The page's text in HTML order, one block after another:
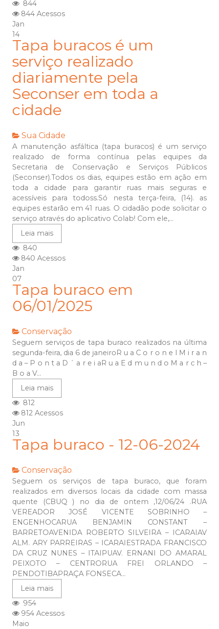
844
844 Acessos
Jan
14
Tapa buracos é um
serviço realizado
diariamente pela
Seconser em toda a
cidade
Sua Cidade
A manutenção asfáltica (tapa buracos) é um serviço
realizado de forma contínua pelas equipes da
Secretaria de Conservação e Serviços Públicos
(Seconser).Todos os dias, equipes estão em ação em
toda a cidade para garantir ruas mais seguras e
acessíveis para todoss.Só nesta terça-feira, (14). as
equipes estarão em 41 ruas. O cidadão pode solicitar o
serviço através do aplicativo Colab! Com ele,...
Leia mais
840
840 Acessos
Jan
07
Tapa buraco em
06/01/2025
Conservação
Seguem serviços de tapa buraco realizados na última
segunda-feira, dia 6 de janeiroR u a C o r o n e l M i r a n
d a – P o n t a D ´ a r e i aR u a E d m u n d o M a r c h –
B o a V...
Leia mais
812
812 Acessos
Jun
13
Tapa buraco - 12-06-2024
Conservação
Seguem os serviços de tapa buraco, que foram
realizados em diversos locais da cidade com massa
quente (CBUQ ) no dia de ontem ,12/06/24 .RUA
VEREADOR JOSÉ VICENTE SOBRINHO –
ENGENHOCARUA BENJAMIN CONSTANT –
BARRETOAVENIDA ROBERTO SILVEIRA – ICARAIAV
ALM. ARY PARREIRAS – ICARAIESTRADA FRANCISCO
DA CRUZ NUNES – ITAIPUAV. ERNANI DO AMARAL
PEIXOTO – CENTRORUA FREI ORLANDO –
PENDOTIBAPRAÇA FONSECA...
Leia mais
954
954 Acessos
Maio